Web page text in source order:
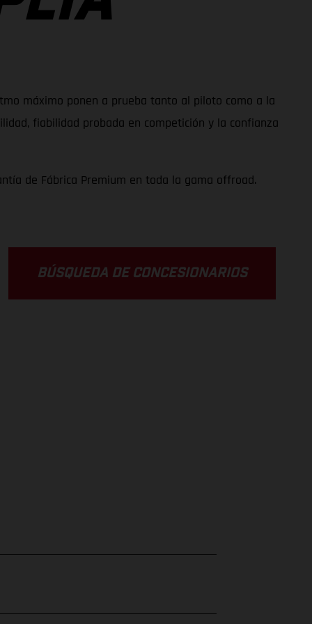
máximo ponen a prueba tanto al piloto como a la
fiabilidad probada en competición y la confianza
de Fábrica Premium en toda la gama offroad.
BÚSQUEDA DE CONCESIONARIOS